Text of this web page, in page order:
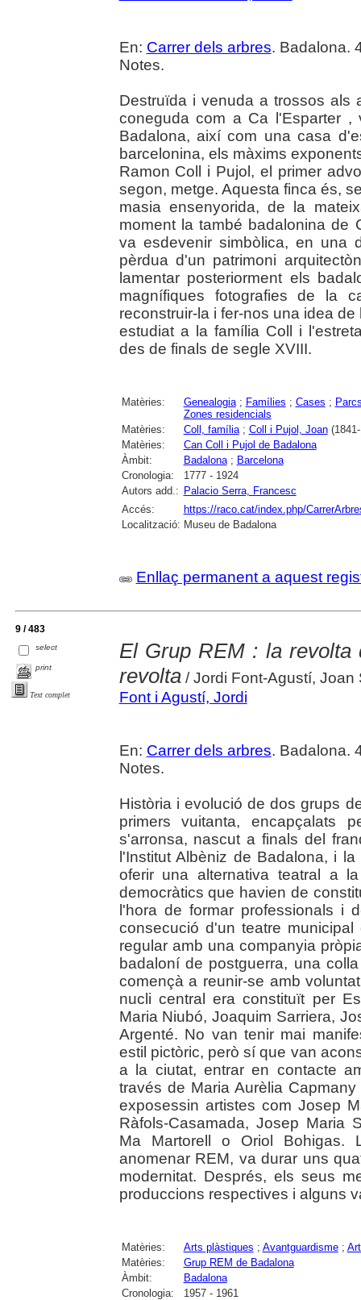
En: Carrer dels arbres. Badalona.
Notes.
Destruïda i venuda a trossos als
coneguda com a Ca l'Esparter
Badalona, així com una casa
barcelonina, els màxims
Ramon Coll i Pujol, el primer
segon, metge. Aquesta finca és,
masia ensenyorida, de la
moment la també badalonina de
va esdevenir simbòlica, en una
pèrdua d'un patrimoni
lamentar posteriorment els
magnífiques fotografies de la
reconstruir-la i fer-nos una idea
estudiat a la família Coll i
des de finals de segle XVIII.
Matèries: Genealogia; Famílies ; Cases ;
Zones residencials
Matèries:
Coll, família; Coll i Pujol, Joan
Matèries:
Can Coll i Pujol de Badalona
Àmbit:
Badalona; Barcelona
Cronologia:
1777 - 1924
Autors add.: Palacio Serra, Francesc
Accés:
https://raco.cat/index.php/
Localització: Museu de Badalona
Enllaç permanent a aquest
9 / 483
select
print
Text complet
El Grup REM : la
revolta/ Jordi Font-Agustí, Joan
Font i Agustí, Jordi
En: Carrer dels arbres. Badalona.
Notes.
Història i evolució de dos grups
primers vuitanta, encapçalats
s'arronsa, nascut a finals del
l'Institut Albèniz de Badalona, i
oferir una alternativa teatral a
democràtics que havien de
l'hora de formar professionals i
consecució d'un teatre
regular amb una companyia
badaloní de postguerra, una
començà a reunir-se amb
nucli central era constituït per
Maria Niubó, Joaquim Sarriera,
Argenté. No van tenir mai
estil pictòric, però sí que van
a la ciutat, entrar en contacte
través de Maria Aurèlia
exposessin artistes com Josep
Ràfols-Casamada, Josep Maria
Ma Martorell o Oriol
anomenar REM, va durar uns
modernitat. Després, els seus
produccions respectives i alguns
Matèries: Arts plàstiques ; Avantguardisme;
Matèries:
Grup REM de Badalona
Àmbit:
Badalona
Cronologia:
1957 - 1961